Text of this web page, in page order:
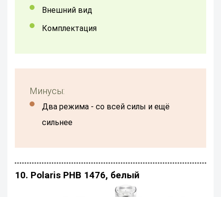
внешний вид
комплектация
Минусы:
два режима - со всей силы и ещё
сильнее
10. Polaris PHB 1476, белый